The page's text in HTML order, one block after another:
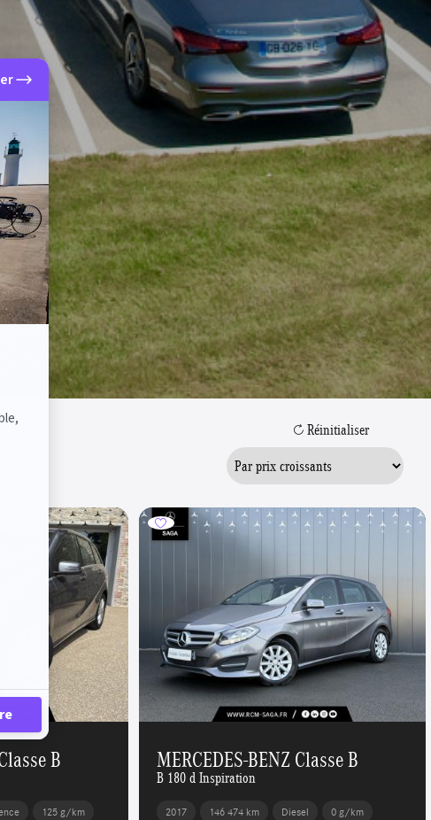
Réinitialiser
B
125 g/km
MERCEDES-BENZ Classe B
B 180 d Inspiration
2017 146 474 km Diesel 0 g/km